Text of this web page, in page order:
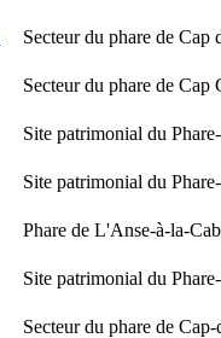
Secteur du phare de Cap
Secteur du phare de Cap
Site patrimonial du
Site patrimonial du
Phare de L'Anse-à-la-
Site patrimonial du
Secteur du phare de Cap-